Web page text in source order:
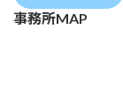
事務所MAP